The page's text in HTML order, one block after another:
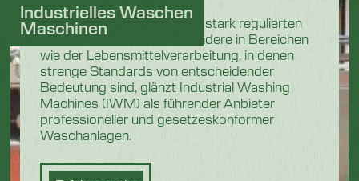
In den anspruchsvollen und stark regulierten
Industriesektoren, insbesondere in Bereichen
wie der Lebensmittelverarbeitung, in denen
strenge Standards von entscheidender
Bedeutung sind, glänzt Industrial Washing
Machines (IWM) als führender Anbieter
professioneller und gesetzeskonformer
Waschanlagen.
Industrielles Waschen
Maschinen